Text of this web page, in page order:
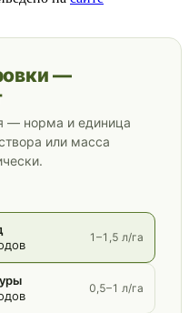
—
— норма и единица
или масса
1–1,5 л/га
0,5–1 л/га